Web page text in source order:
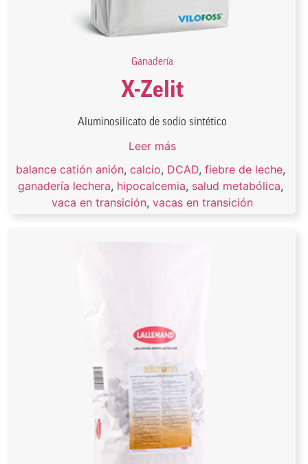
Ganadería
X-Zelit
Aluminosilicato de sodio sintético
Leer más
balance catión anión, calcio, DCAD, fiebre de leche,
ganadería lechera, hipocalcemia, salud metabólica,
vaca en transición, vacas en transición